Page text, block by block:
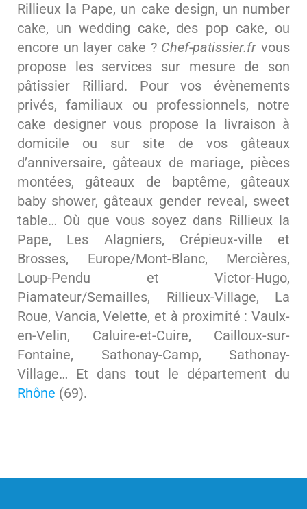
Rillieux la Pape, un cake design, un number
cake, un wedding cake, des pop cake, ou
encore un layer cake ? Chef-patissier.fr vous
propose les services sur mesure de son
pâtissier Rilliard. Pour vos évènements
privés, familiaux ou professionnels, notre
cake designer vous propose la livraison à
domicile ou sur site de vos gâteaux
d’anniversaire, gâteaux de mariage, pièces
montées, gâteaux de baptême, gâteaux
baby shower, gâteaux gender reveal, sweet
table… Où que vous soyez dans Rillieux la
Pape, Les Alagniers, Crépieux-ville et
Brosses, Europe/Mont-Blanc, Mercières,
Loup-Pendu et Victor-Hugo,
Piamateur/Semailles, Rillieux-Village, La
Roue, Vancia, Velette, et à proximité : Vaulx-
en-Velin, Caluire-et-Cuire, Cailloux-sur-
Fontaine, Sathonay-Camp, Sathonay-
Village… Et dans tout le département du
Rhône (69).